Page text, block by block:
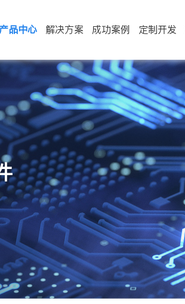
产品中心 解决方案 成功案例 定制开发